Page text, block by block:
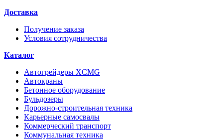
Доставка
Получение заказа
Условия сотрудничества
Каталог
Автогрейдеры XCMG
Автокраны
Бетонное оборудование
Бульдозеры
Дорожно-строительная техника
Карьерные самосвалы
Коммерческий транспорт
Коммунальная техника